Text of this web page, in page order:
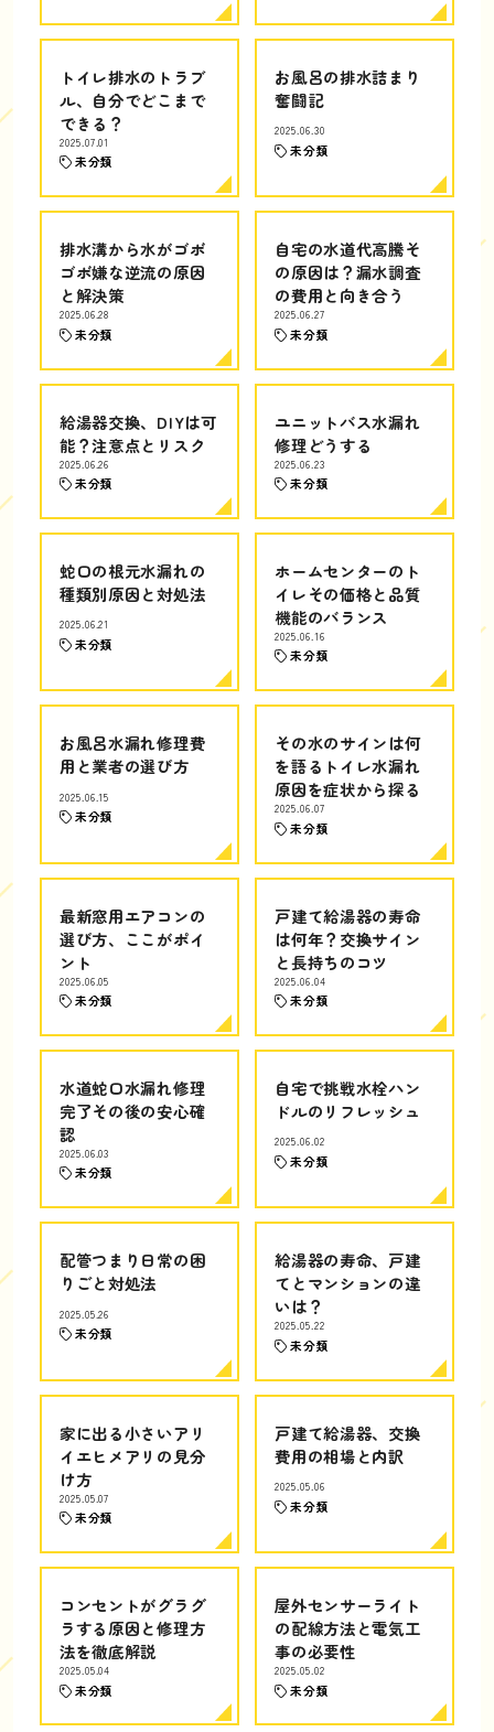
トイレ排水のトラブ
ル、自分でどこまで
できる？
2025.07.01
未分類
お風呂の排水詰まり
奮闘記
2025.06.30
未分類
排水溝から水がゴボ
ゴボ嫌な逆流の原因
と解決策
2025.06.28
未分類
自宅の水道代高騰そ
の原因は？漏水調査
の費用と向き合う
2025.06.27
未分類
給湯器交換、DIYは可
能？注意点とリスク
2025.06.26
未分類
ユニットバス水漏れ
修理どうする
2025.06.23
未分類
蛇口の根元水漏れの
種類別原因と対処法
2025.06.21
未分類
ホームセンターのト
イレその価格と品質
機能のバランス
2025.06.16
未分類
お風呂水漏れ修理費
用と業者の選び方
2025.06.15
未分類
その水のサインは何
を語るトイレ水漏れ
原因を症状から探る
2025.06.07
未分類
最新窓用エアコンの
選び方、ここがポイ
ント
2025.06.05
未分類
戸建て給湯器の寿命
は何年？交換サイン
と長持ちのコツ
2025.06.04
未分類
水道蛇口水漏れ修理
完了その後の安心確
認
2025.06.03
未分類
自宅で挑戦水栓ハン
ドルのリフレッシュ
2025.06.02
未分類
配管つまり日常の困
りごと対処法
2025.05.26
未分類
給湯器の寿命、戸建
てとマンションの違
いは？
2025.05.22
未分類
家に出る小さいアリ
イエヒメアリの見分
け方
2025.05.07
未分類
戸建て給湯器、交換
費用の相場と内訳
2025.05.06
未分類
コンセントがグラグ
ラする原因と修理方
法を徹底解説
2025.05.04
未分類
屋外センサーライト
の配線方法と電気工
事の必要性
2025.05.02
未分類